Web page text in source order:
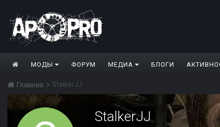
МОДЫ ФОРУМ МЕДИА БЛОГИ
Главная StalkerJJ
StalkerJJ